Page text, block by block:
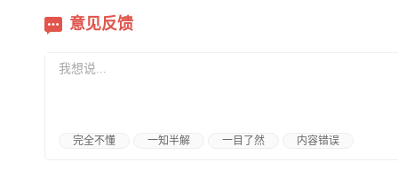
意见反馈
完全不懂 一知半解 一目了然 内容错误